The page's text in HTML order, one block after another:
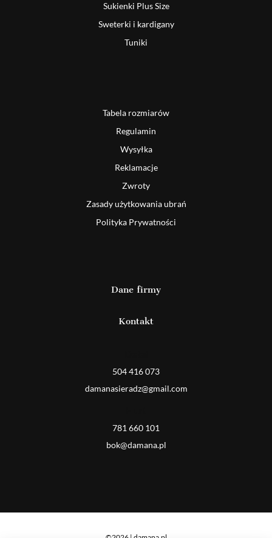
Sukienki Plus Size
Sweterki i kardigany
Tuniki
Tabela rozmiarów
Regulamin
Wysyłka
Reklamacje
Zwroty
Zasady użytkowania ubrań
Polityka Prywatności
Dane firmy
Kontakt
504 416 073
damanasieradz@gmail.com
781 660 101
bok@damana.pl